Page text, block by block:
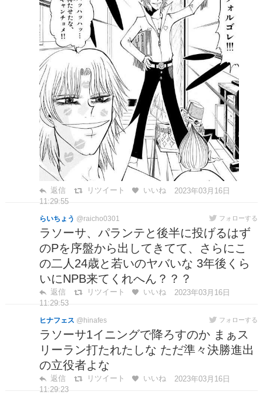
返信 リツイート いいね
2023年03月16日
11:29:55
らいちょう @raicho0301 フォローする
ラソーサ、パランテと後半に投げるはず
のPを序盤から出してきてて、さらにこ
の二人24歳と若いのヤバいな 3年後くら
いにNPB来てくれへん？？？
返信 リツイート いいね
2023年03月16日
11:29:53
ヒナフェス @hinafes フォローする
ラソーサ1イニングで降ろすのか まぁス
リーラン打たれたしな ただ準々決勝進出
の立役者よな
返信 リツイート いいね
2023年03月16日
11:29:23